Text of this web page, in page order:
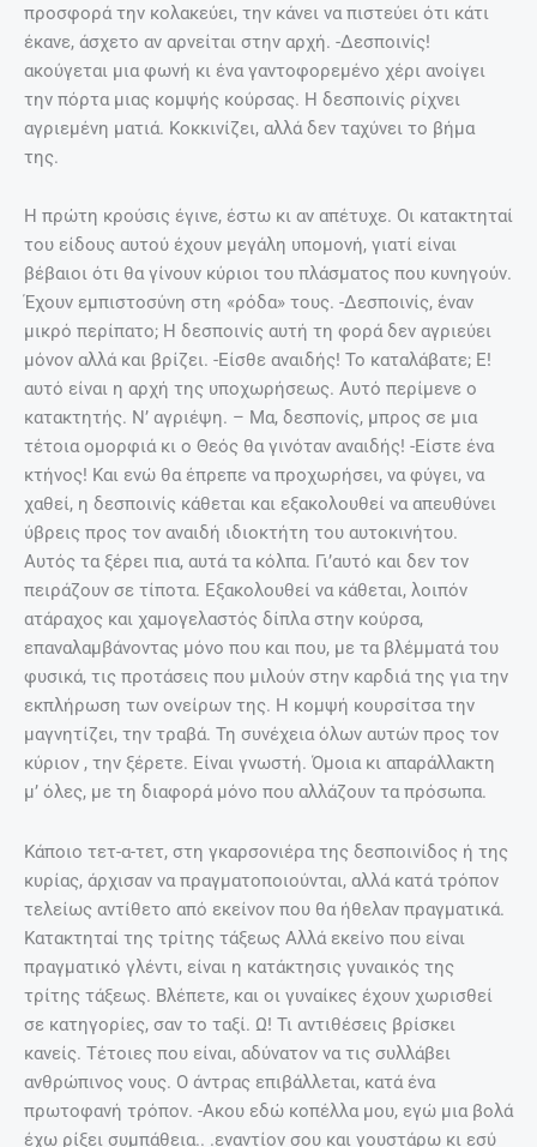
προσφορά την κολακεύει, την κάνει να πιστεύει ότι κάτι
έκανε, άσχετο αν αρνείται στην αρχή. -Δεσποινίς!
ακούγεται μια φωνή κι ένα γαντοφορεμένο χέρι ανοίγει
την πόρτα μιας κομψής κούρσας. Η δεσποινίς ρίχνει
αγριεμένη ματιά. Κοκκινίζει, αλλά δεν ταχύνει το βήμα
της.
Η πρώτη κρούσις έγινε, έστω κι αν απέτυχε. Οι κατακτηταί
του είδους αυτού έχουν μεγάλη υπομονή, γιατί είναι
βέβαιοι ότι θα γίνουν κύριοι του πλάσματος που κυνηγούν.
Έχουν εμπιστοσύνη στη «ρόδα» τους. -Δεσποινίς, έναν
μικρό περίπατο; Η δεσποινίς αυτή τη φορά δεν αγριεύει
μόνον αλλά και βρίζει. -Είσθε αναιδής! Το καταλάβατε; Ε!
αυτό είναι η αρχή της υποχωρήσεως. Αυτό περίμενε ο
κατακτητής. Ν’ αγριέψη. – Μα, δεσπονίς, μπρος σε μια
τέτοια ομορφιά κι ο Θεός θα γινόταν αναιδής! -Είστε ένα
κτήνος! Και ενώ θα έπρεπε να προχωρήσει, να φύγει, να
χαθεί, η δεσποινίς κάθεται και εξακολουθεί να απευθύνει
ύβρεις προς τον αναιδή ιδιοκτήτη του αυτοκινήτου.
Αυτός τα ξέρει πια, αυτά τα κόλπα. Γι’αυτό και δεν τον
πειράζουν σε τίποτα. Εξακολουθεί να κάθεται, λοιπόν
ατάραχος και χαμογελαστός δίπλα στην κούρσα,
επαναλαμβάνοντας μόνο που και που, με τα βλέμματά του
φυσικά, τις προτάσεις που μιλούν στην καρδιά της για την
εκπλήρωση των ονείρων της. Η κομψή κουρσίτσα την
μαγνητίζει, την τραβά. Τη συνέχεια όλων αυτών προς τον
κύριον , την ξέρετε. Είναι γνωστή. Όμοια κι απαράλλακτη
μ’ όλες, με τη διαφορά μόνο που αλλάζουν τα πρόσωπα.
Κάποιο τετ-α-τετ, στη γκαρσονιέρα της δεσποινίδος ή της
κυρίας, άρχισαν να πραγματοποιούνται, αλλά κατά τρόπον
τελείως αντίθετο από εκείνον που θα ήθελαν πραγματικά.
Κατακτηταί της τρίτης τάξεως Αλλά εκείνο που είναι
πραγματικό γλέντι, είναι η κατάκτησις γυναικός της
τρίτης τάξεως. Βλέπετε, και οι γυναίκες έχουν χωρισθεί
σε κατηγορίες, σαν το ταξί. Ω! Τι αντιθέσεις βρίσκει
κανείς. Τέτοιες που είναι, αδύνατον να τις συλλάβει
ανθρώπινος νους. Ο άντρας επιβάλλεται, κατά ένα
πρωτοφανή τρόπον. -Ακου εδώ κοπέλλα μου, εγώ μια βολά
έχω ρίξει συμπάθεια.. .εναντίον σου και γουστάρω κι εσύ